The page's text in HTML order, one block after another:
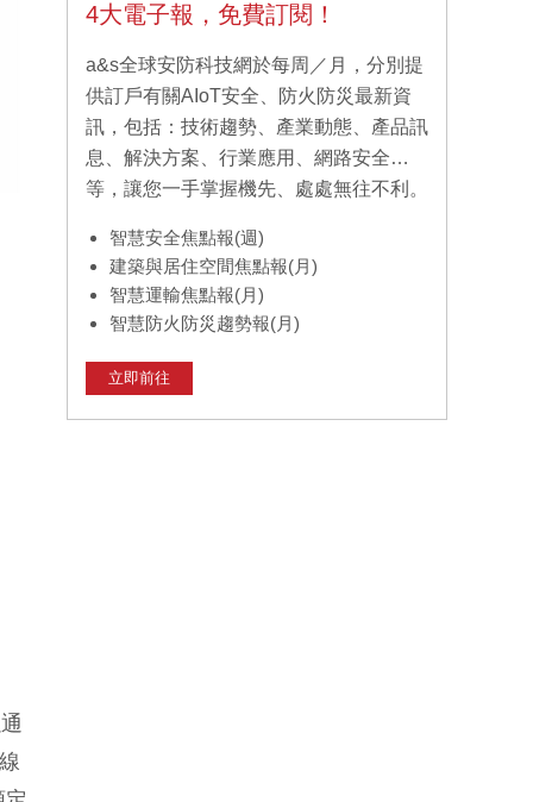
4大電子報，免費訂閱！
a&s全球安防科技網於每周／月，分別提
供訂戶有關AIoT安全、防火防災最新資
訊，包括：技術趨勢、產業動態、產品訊
息、解決方案、行業應用、網路安全…
等，讓您一手掌握機先、處處無往不利。
智慧安全焦點報(週)
建築與居住空間焦點報(月)
智慧運輸焦點報(月)
智慧防火防災趨勢報(月)
立即前往